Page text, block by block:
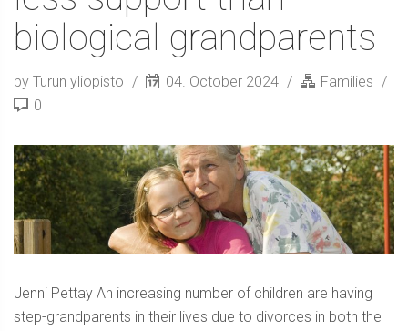
biological grandparents
by Turun yliopisto 04. October 2024
Families
0
Jenni Pettay An increasing number of children are having
step-grandparents in their lives due to divorces in both the